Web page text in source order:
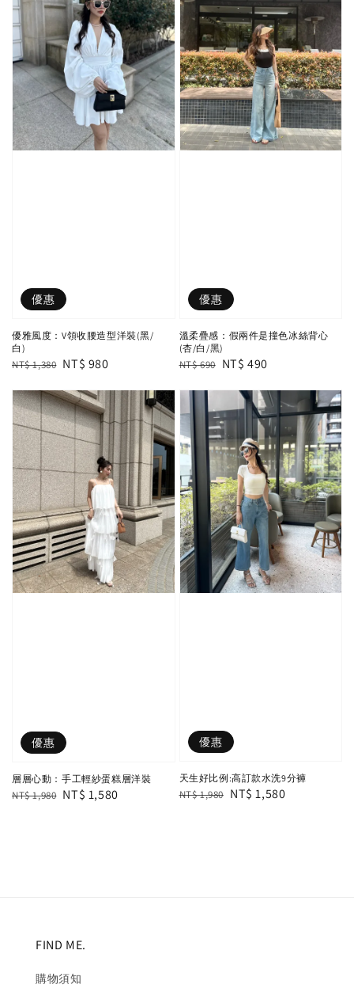
優惠
優雅風度：V領收腰造型洋裝(黑/
白)
Regular
NT$ 1,380 Sale
NT$ 980
優惠
溫柔疊感：假兩件是撞色冰絲背心
(杏/白/黑)
Regular
NT$ 690 Sale
NT$ 490
優惠
層層心動：手工輕紗蛋糕層洋裝
Regular
NT$ 1,980 Sale
NT$ 1,580
優惠
天生好比例:高訂款水洗9分褲
Regular
NT$ 1,980 Sale
NT$ 1,580
FIND ME.
購物須知